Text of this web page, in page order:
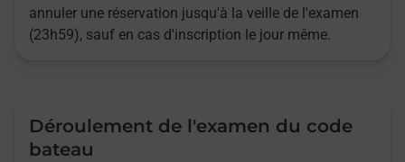
annuler une réservation jusqu'à la veille de l'examen
(23h59), sauf en cas d'inscription le jour même.
Déroulement de l'examen du code
bateau